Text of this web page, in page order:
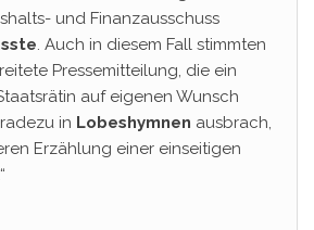
und Finanzausschuss
. Auch in diesem Fall stimmten
Pressemitteilung, die ein
auf eigenen Wunsch
in Lobeshymnen ausbrach,
Erzählung einer einseitigen